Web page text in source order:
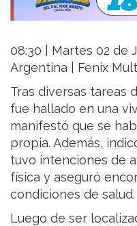
08:30 | Martes 02 de
Argentina | Fenix
Tras diversas tareas
fue hallado en una
manifestó que se
propia. Además,
tuvo intenciones de
física y aseguró
condiciones de salud.
Luego de ser